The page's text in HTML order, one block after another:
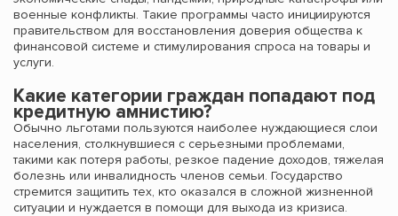
военные конфликты. Такие программы часто инициируются
правительством для восстановления доверия общества к
финансовой системе и стимулирования спроса на товары и
услуги.
Какие категории граждан попадают под
кредитную амнистию?
Обычно льготами пользуются наиболее нуждающиеся слои
населения, столкнувшиеся с серьезными проблемами,
такими как потеря работы, резкое падение доходов, тяжелая
болезнь или инвалидность членов семьи. Государство
стремится защитить тех, кто оказался в сложной жизненной
ситуации и нуждается в помощи для выхода из кризиса.